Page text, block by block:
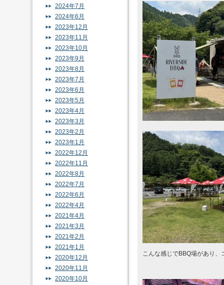
こんな感じでBBQ場があり
2024年7月
2024年6月
2023年12月
2023年11月
2023年10月
2023年9月
2023年8月
2023年7月
2023年6月
2023年5月
2023年4月
2023年3月
2023年2月
2023年1月
2022年12月
2022年11月
2022年8月
2022年7月
2022年6月
2022年4月
2021年4月
2021年3月
2021年2月
2021年1月
2020年12月
2020年11月
2020年10月